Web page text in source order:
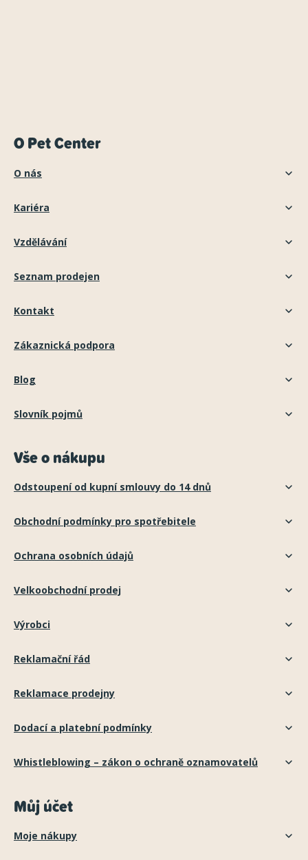
O Pet Center
O nás
Kariéra
Vzdělávání
Seznam prodejen
Kontakt
Zákaznická podpora
Blog
Slovník pojmů
Vše o nákupu
Odstoupení od kupní smlouvy do 14 dnů
Obchodní podmínky pro spotřebitele
Ochrana osobních údajů
Velkoobchodní prodej
Výrobci
Reklamační řád
Reklamace prodejny
Dodací a platební podmínky
Whistleblowing – zákon o ochraně oznamovatelů
Můj účet
Moje nákupy